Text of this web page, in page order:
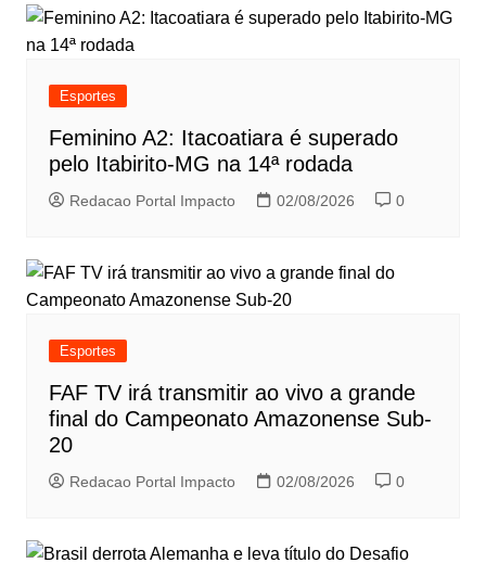
Esportes
Feminino A2: Itacoatiara é superado
pelo Itabirito-MG na 14ª rodada
Redacao Portal Impacto 02/08/2026 0
Esportes
FAF TV irá transmitir ao vivo a grande
final do Campeonato Amazonense Sub-
20
Redacao Portal Impacto 02/08/2026 0